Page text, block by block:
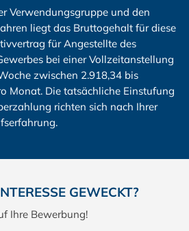
Verwendungsgruppe und den
liegt das Bruttogehalt für diese
für Angestellte des
bei einer Vollzeitanstellung
zwischen 2.918,34 bis
Monat. Die tatsächliche Einstufung
richten sich nach Ihrer
GEWECKT?
Ihre Bewerbung!